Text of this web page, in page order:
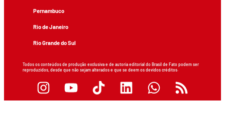
Pernambuco
Rio de Janeiro
Rio Grande do Sul
Todos os conteúdos de produção exclusiva e de autoria editorial do Brasil de Fato podem ser
reproduzidos, desde que não sejam alterados e que se deem os devidos créditos.